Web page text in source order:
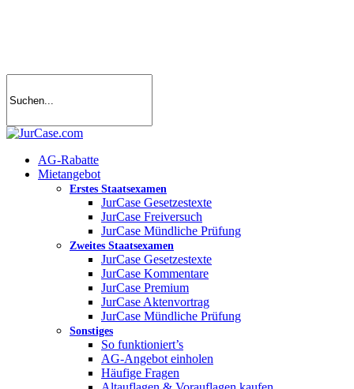
search
account
Menu
AG-Rabatte
Mietangebot
Erstes Staatsexamen
JurCase Gesetzestexte
JurCase Freiversuch
JurCase Mündliche Prüfung
Zweites Staatsexamen
JurCase Gesetzestexte
JurCase Kommentare
JurCase Premium
JurCase Aktenvortrag
JurCase Mündliche Prüfung
Sonstiges
So funktioniert’s
AG-Angebot einholen
Häufige Fragen